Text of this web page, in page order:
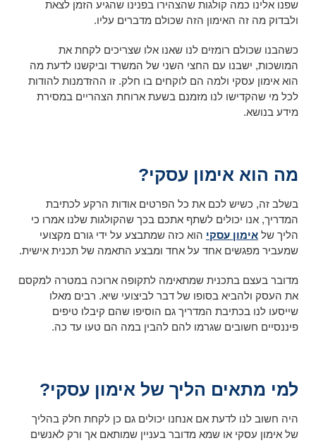
שפנו אלינו כמה קולגות שהצהירו בפנינו שהגיע הזמן לצאת
ולבדוק מה זה האימון הזה שכולם מדברים עליו.
כשהבנו שכולם רומזים לנו שאנו אלו שצריכים לקחת את
המושכות, ישבנו עם החצי השני של המשרד וביקשנו לדעת מה
הוא אימון עסקי ולמה הם לוקחים בו חלק. זו ההזדמנות להודות
לכל מי שהקדישו לנו מזמנם בשעת ארוחת הצהריים במסירת
מידע בנושא.
מה הוא אימון עסקי?
בשלב זה, כשיש לכם את כל הפרטים אודות הרקע לכתיבת
המדריך, אנו יכולים לשתף אתכם בכך שהקולגות שלנו אמרו כי
הליך של אימון עסקי הוא כזה שמתבצע על ידי גורם מקצועי
שמעביר מפגשים אחד על אחד ומבצע התאמה של תכנית אישית.
מדובר בעצם בתכנית שמתאימה לתקופה ארוכה במטרה למקסם
את העסק ולהביא בסופו של דבר לביצועי שיא. רבים מאלו
שייסעו לנו בכתיבת המדריך גם הוסיפו שהם קיבלו טיפים
פיננסיים חשובים שגרמו להם להבין במה הם טעו עד כה.
למי מתאים הליך של אימון עסקי?
היה חשוב לנו לדעת אם אנחנו יכולים גם כן לקחת חלק בהליך
של אימון עסקי או שמא מדובר בעניין שמותאם אך ורק לאנשים